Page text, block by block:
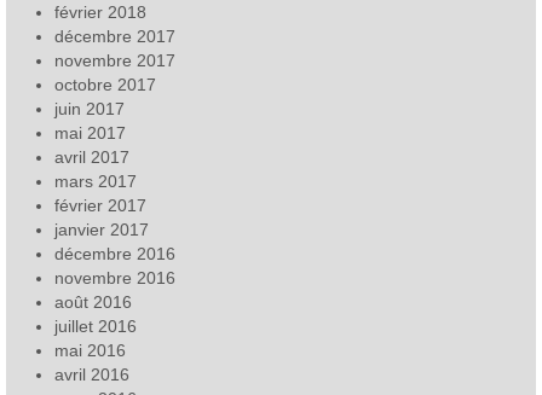
février 2018
décembre 2017
novembre 2017
octobre 2017
juin 2017
mai 2017
avril 2017
mars 2017
février 2017
janvier 2017
décembre 2016
novembre 2016
août 2016
juillet 2016
mai 2016
avril 2016